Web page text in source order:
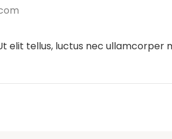
elit tellus, luctus nec ullamcorper